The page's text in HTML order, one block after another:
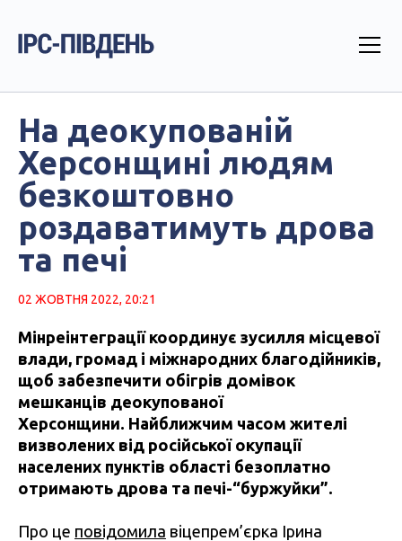
На деокупованій
Херсонщині людям
безкоштовно
роздаватимуть дрова
та печі
02 ЖОВТНЯ 2022, 20:21
Мінреінтеграції координує зусилля місцевої
влади, громад і міжнародних благодійників,
щоб забезпечити обігрів домівок
мешканців деокупованої
Херсонщини. Найближчим часом жителі
визволених від російської окупації
населених пунктів області безоплатно
отримають дрова та печі-“буржуйки”.
Про це повідомила віцепрем’єрка Ірина